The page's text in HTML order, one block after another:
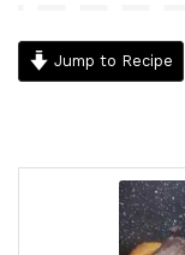
Jump to Recipe